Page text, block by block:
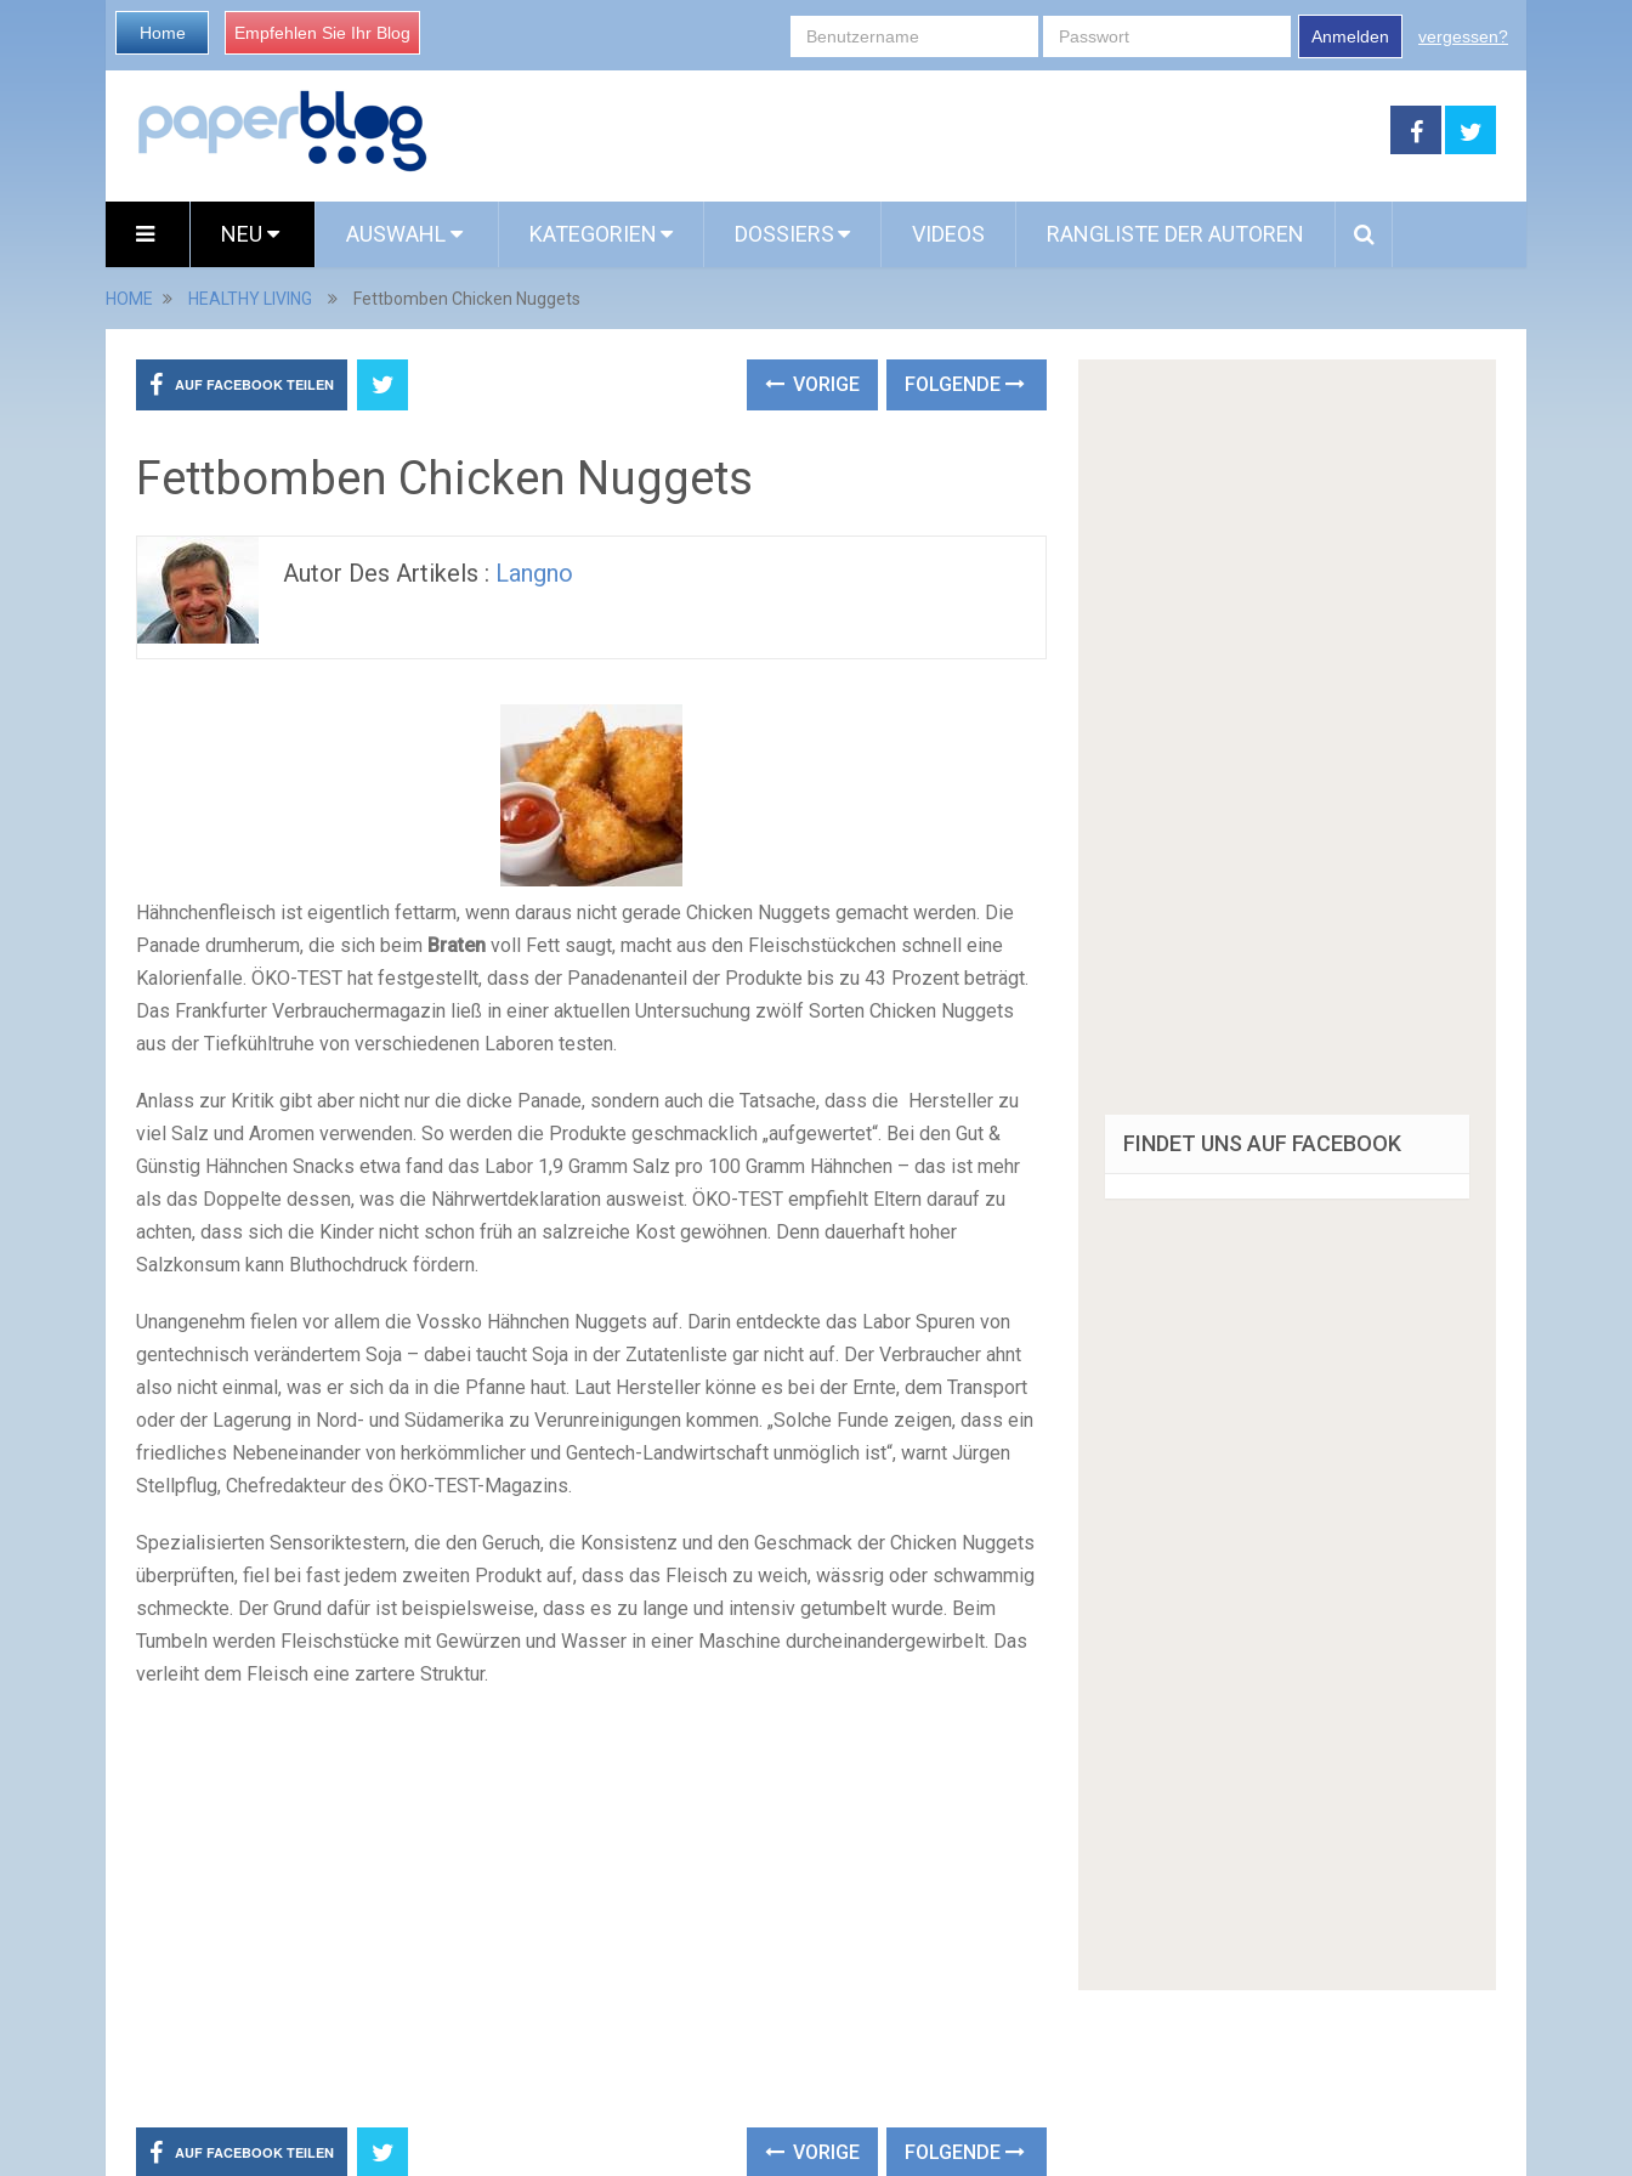
Home Empfehlen Sie Ihr Blog Anmelden vergessen?
NEU AUSWAHL KATEGORIEN DOSSIERS VIDEOS RANGLISTE DER AUTOREN
HOME HEALTHY LIVING Fettbomben Chicken Nuggets
AUF FACEBOOK TEILEN VORIGE FOLGENDE
Fettbomben Chicken Nuggets
Autor Des Artikels : Langno
Hähnchenfleisch ist eigentlich fettarm, wenn daraus nicht gerade Chicken Nuggets gemacht werden. Die
Panade drumherum, die sich beim Braten voll Fett saugt, macht aus den Fleischstückchen schnell eine
Kalorienfalle. ÖKO-TEST hat festgestellt, dass der Panadenanteil der Produkte bis zu 43 Prozent beträgt.
Das Frankfurter Verbrauchermagazin ließ in einer aktuellen Untersuchung zwölf Sorten Chicken Nuggets
aus der Tiefkühltruhe von verschiedenen Laboren testen.
Anlass zur Kritik gibt aber nicht nur die dicke Panade, sondern auch die Tatsache, dass die Hersteller zu
viel Salz und Aromen verwenden. So werden die Produkte geschmacklich „aufgewertet“. Bei den Gut &
Günstig Hähnchen Snacks etwa fand das Labor 1,9 Gramm Salz pro 100 Gramm Hähnchen – das ist mehr
als das Doppelte dessen, was die Nährwertdeklaration ausweist. ÖKO-TEST empfiehlt Eltern darauf zu
achten, dass sich die Kinder nicht schon früh an salzreiche Kost gewöhnen. Denn dauerhaft hoher
Salzkonsum kann Bluthochdruck fördern.
Unangenehm fielen vor allem die Vossko Hähnchen Nuggets auf. Darin entdeckte das Labor Spuren von
gentechnisch verändertem Soja – dabei taucht Soja in der Zutatenliste gar nicht auf. Der Verbraucher ahnt
also nicht einmal, was er sich da in die Pfanne haut. Laut Hersteller könne es bei der Ernte, dem Transport
oder der Lagerung in Nord- und Südamerika zu Verunreinigungen kommen. „Solche Funde zeigen, dass ein
friedliches Nebeneinander von herkömmlicher und Gentech-Landwirtschaft unmöglich ist“, warnt Jürgen
Stellpflug, Chefredakteur des ÖKO-TEST-Magazins.
Spezialisierten Sensoriktestern, die den Geruch, die Konsistenz und den Geschmack der Chicken Nuggets
überprüften, fiel bei fast jedem zweiten Produkt auf, dass das Fleisch zu weich, wässrig oder schwammig
schmeckte. Der Grund dafür ist beispielsweise, dass es zu lange und intensiv getumbelt wurde. Beim
Tumbeln werden Fleischstücke mit Gewürzen und Wasser in einer Maschine durcheinandergewirbelt. Das
verleiht dem Fleisch eine zartere Struktur.
AUF FACEBOOK TEILEN VORIGE FOLGENDE
FINDET UNS AUF FACEBOOK